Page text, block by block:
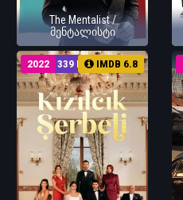
The Mentalist /
მენტალისტი
339 EP
2022 IMDB 6.8